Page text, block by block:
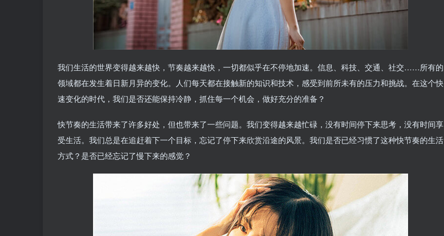
我们生活的世界变得越来越快，节奏越来越快，一切都似乎在不停地加速。信息、科技、交通、社交……所有的
领域都在发生着日新月异的变化。人们每天都在接触新的知识和技术，感受到前所未有的压力和挑战。在这个快
速变化的时代，我们是否还能保持冷静，抓住每一个机会，做好充分的准备？
快节奏的生活带来了许多好处，但也带来了一些问题。我们变得越来越忙碌，没有时间停下来思考，没有时间享
受生活。我们总是在追赶着下一个目标，忘记了停下来欣赏沿途的风景。我们是否已经习惯了这种快节奏的生活
方式？是否已经忘记了慢下来的感觉？